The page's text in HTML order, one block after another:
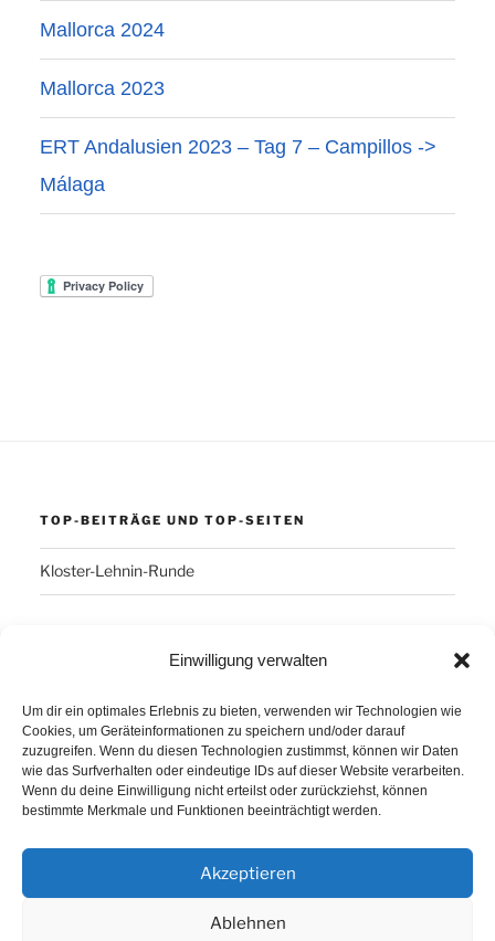
Einwilligung verwalten
Um dir ein optimales Erlebnis zu bieten, verwenden wir Technologien wie
Cookies, um Geräteinformationen zu speichern und/oder darauf
zuzugreifen. Wenn du diesen Technologien zustimmst, können wir Daten
wie das Surfverhalten oder eindeutige IDs auf dieser Website verarbeiten.
Wenn du deine Einwilligung nicht erteilst oder zurückziehst, können
bestimmte Merkmale und Funktionen beeinträchtigt werden.
Akzeptieren
Ablehnen
Mallorca 2024
Mallorca 2023
ERT Andalusien 2023 – Tag 7 – Campillos ->
Málaga
TOP-BEITRÄGE UND TOP-SEITEN
Kloster-Lehnin-Runde
Havanna Kuba Laufen Los Angeles
Minusgrade PowerBar Produkte Ruhlsdorf
Tiri